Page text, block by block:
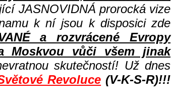
JASNOVIDNÁ prorocká vize
k ní jsou k disposici zde
a rozvrácené Evropy
Moskvou vůči všem jinak
skutečností! Už dnes
Revoluce (V-K-S-R)!!!